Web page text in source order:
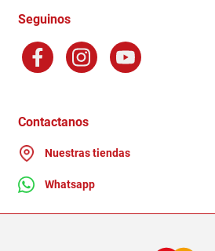
Terminos y Condiciones
Factura Electronica
Ganadores - Promociones
Seguinos
Contactanos
Nuestras tiendas
Whatsapp